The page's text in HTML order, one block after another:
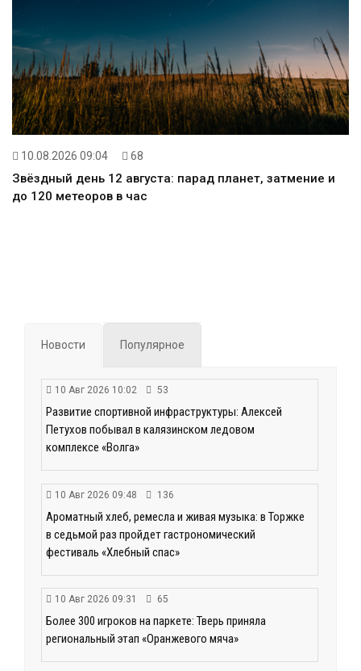
10.08.2026 09:04 68
Звёздный день 12 августа: парад планет, затмение и
до 120 метеоров в час
Новости Популярное
10 Авг 2026 10:02 53
Развитие спортивной инфраструктуры: Алексей
Петухов побывал в калязинском ледовом
комплексе «Волга»
10 Авг 2026 09:48 136
Ароматный хлеб, ремесла и живая музыка: в Торжке
в седьмой раз пройдет гастрономический
фестиваль «Хлебный спас»
10 Авг 2026 09:31 65
Более 300 игроков на паркете: Тверь приняла
региональный этап «Оранжевого мяча»